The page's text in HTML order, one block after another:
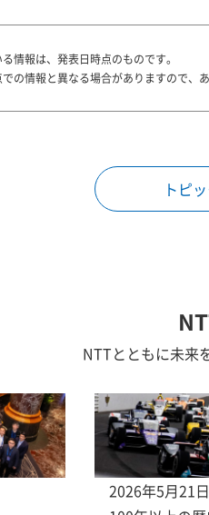
情報は、発表日時点のものです。
の情報と異なる場合がありますので、
トピ
NTTとともに未来
2026年5月21日